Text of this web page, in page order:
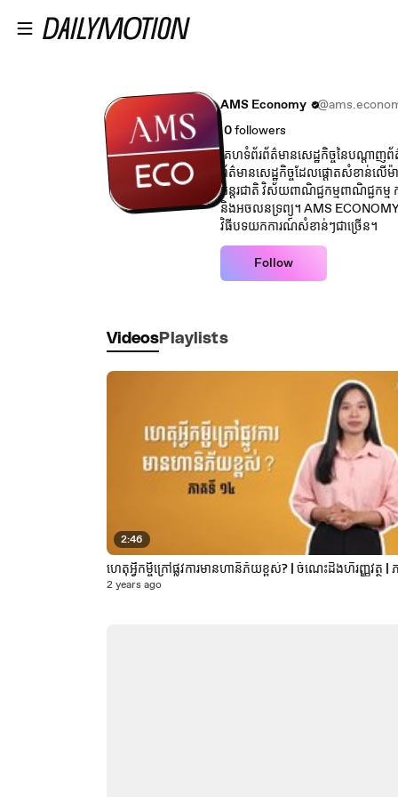
AMS Economy
0followers
គេហទំព័រព័ត៌មានសេដ្ឋកិច្ចនៃបណ្តាញ
ព័ត៌មានសេដ្ឋកិច្ចដែលផ្តោតសំខាន់លើម៉
អន្តរជាតិ វិស័យពាណិជ្ជកម្មពាណិជ្ជកម្ម ក
និងអចលនទ្រព្យ។ AMS ECONOMY
វិធីបទយកការណ៍សំខាន់ៗជាច្រើន។
Follow
Videos Playlists
2:46
ហេតុអ្វីកម្ចីក្រៅផ្លូវការមានហានិភ័យខ្ពស់? | ចំណេះដឹង
2 years ago